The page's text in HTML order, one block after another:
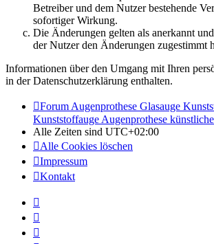
Betreiber und dem Nutzer bestehende
sofortiger Wirkung.
Die Änderungen gelten als anerkannt
der Nutzer den Änderungen zugestimmt
Informationen über den Umgang mit Ihren
in der Datenschutzerklärung enthalten.
Forum Augenprothese Glasauge
Kunststoffauge Augenprothese
Alle Zeiten sind UTC+02:00
Alle Cookies löschen
Impressum
Kontakt